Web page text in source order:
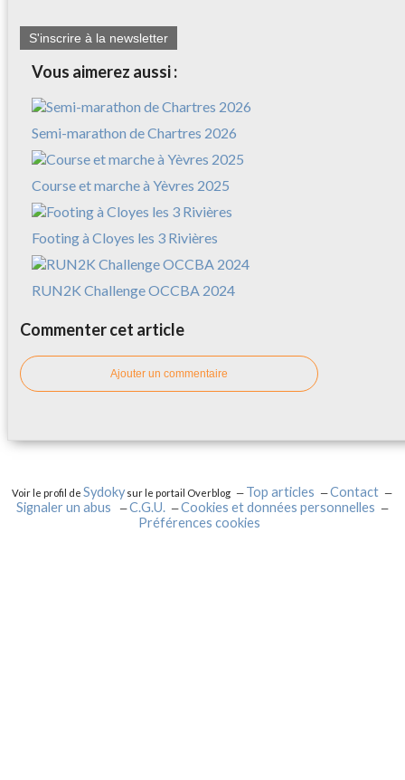
S'inscrire à la newsletter
Vous aimerez aussi :
Semi-marathon de Chartres 2026
Course et marche à Yèvres 2025
Footing à Cloyes les 3 Rivières
RUN2K Challenge OCCBA 2024
Commenter cet article
Ajouter un commentaire
Voir le profil deSydokysur le portail Overblog Top articles
Contact
Signaler un abus
C.G.U.
Cookies et données personnelles
Préférences cookies